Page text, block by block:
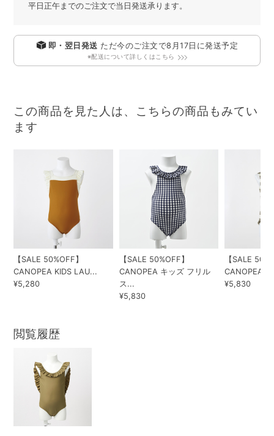
平日正午までのご注文で当日発送承ります。
即・翌日発送 ただ今のご注文で8月17日 に発送予定
※配送について詳しくはこちら
この商品を見た人は、こちらの商品もみてい
ます
【SALE 50%OFF】
CANOPEA KIDS LAU...
¥5,280
【SALE 50%OFF】
CANOPEA キッズ フリル
ス...
¥5,830
【SALE
CANOPEA
¥5,830
閲覧履歴